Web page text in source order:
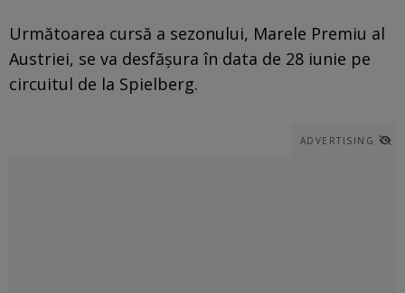
Următoarea cursă a sezonului, Marele Premiu al
Austriei, se va desfășura în data de 28 iunie pe
circuitul de la Spielberg.
ADVERTISING